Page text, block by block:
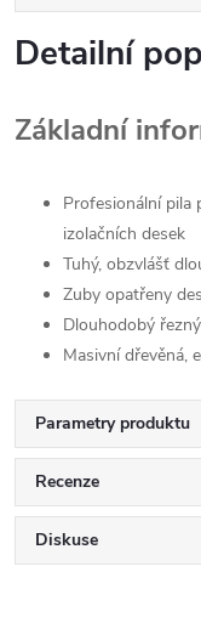
Detailní
Základní
Profesionální pila
izolačních desek
Tuhý, obzvlášť
Zuby opatřeny
Dlouhodobý
Masivní dřevěná,
Parametry produktu
Recenze
Diskuse